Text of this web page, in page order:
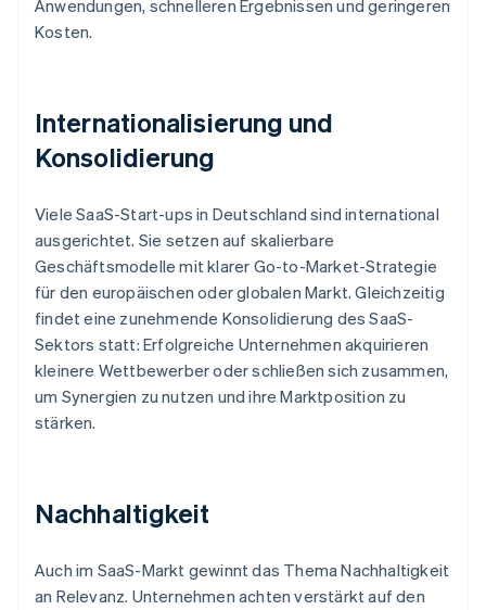
Anwendungen, schnelleren Ergebnissen und geringeren
Kosten.
Internationalisierung und
Konsolidierung
Viele SaaS-Start-ups in Deutschland sind international
ausgerichtet. Sie setzen auf skalierbare
Geschäftsmodelle mit klarer Go-to-Market-Strategie
für den europäischen oder globalen Markt. Gleichzeitig
findet eine zunehmende Konsolidierung des SaaS-
Sektors statt: Erfolgreiche Unternehmen akquirieren
kleinere Wettbewerber oder schließen sich zusammen,
um Synergien zu nutzen und ihre Marktposition zu
stärken.
Nachhaltigkeit
Auch im SaaS-Markt gewinnt das Thema Nachhaltigkeit
an Relevanz. Unternehmen achten verstärkt auf den